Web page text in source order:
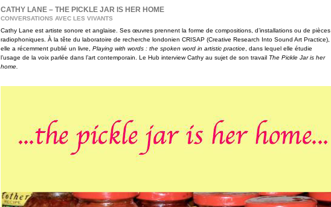
CATHY LANE – THE PICKLE JAR IS HER HOME
CONVERSATIONS AVEC LES VIVANTS
Cathy Lane est artiste sonore et anglaise. Ses œuvres prennent la forme de compositions, d’installations ou de pièces
radiophoniques. À la tête du laboratoire de recherche londonien CRISAP (Creative Research Into Sound Art Practice),
elle a récemment publié un livre,
Playing with words : the spoken word in artistic practice , dans lequel elle étudie
l’usage de la voix parlée dans l’art contemporain. Le Hub interview Cathy au sujet de son travail The Pickle Jar is her
home.